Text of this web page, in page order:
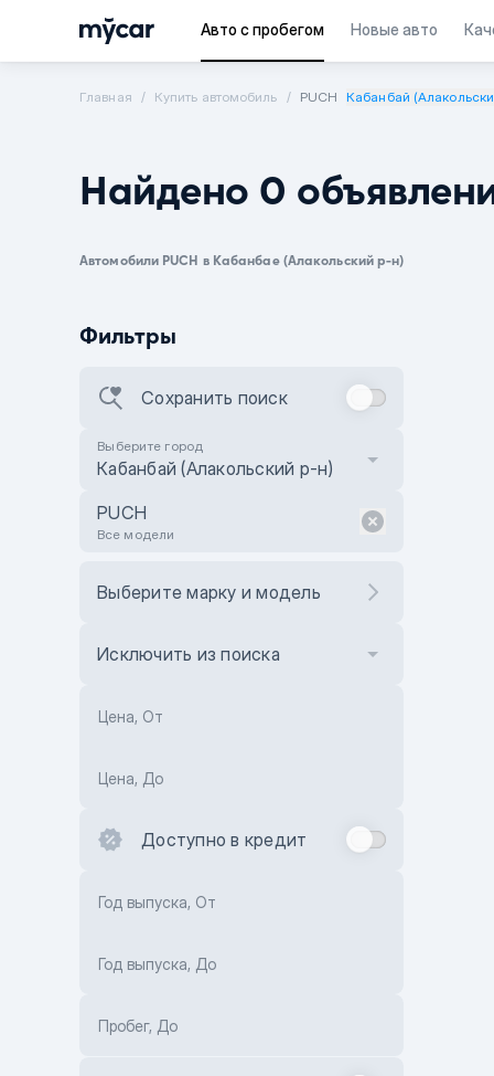
Авто с пробегом Новые авто
Главная Купить автомобиль PUCH Кабанбай
Найдено 0
Автомобили PUCH в Кабанбае (Алакольский р-н)
Фильтры
Сохранить поиск
Выберите город
Кабанбай (Алакольский р-н)
PUCH
Все модели
Выберите марку и модель
Исключить из поиска
Цена, От
Цена, До
Доступно в кредит
Год выпуска, От
Год выпуска, До
Пробег, До